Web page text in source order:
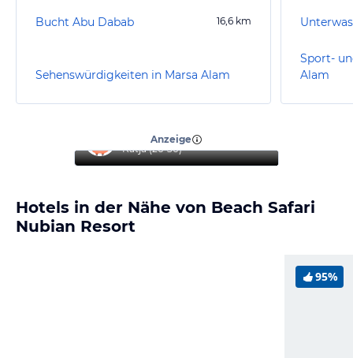
Bucht Abu Dabab 16,6 km
Sehenswürdigkeiten in Marsa Alam
Sport-
Alam
Anzeige
Katja (26-30)
Hotels in der Nähe von Beach Safari
Nubian Resort
95%